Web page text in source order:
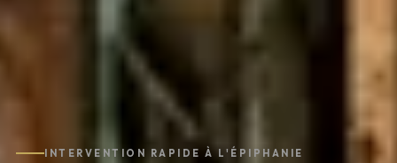
INTERVENTION RAPIDE À L'ÉPIPHANIE